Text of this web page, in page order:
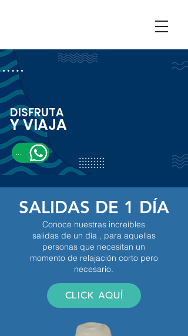
DISFRUTA
Y VIAJA
CONTÁCTANOS
SALIDAS DE 1 DÍA
Conoce nuestras increíbles
salidas de un día , para aquellas
personas que necesitan un
momento de relajación corto pero
necesario.
CLICK AQUÍ